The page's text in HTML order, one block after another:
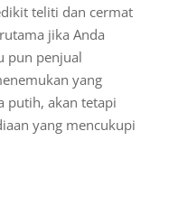
teliti dan cermat
jika Anda
pun penjual
yang
putih, akan tetapi
yang mencukupi